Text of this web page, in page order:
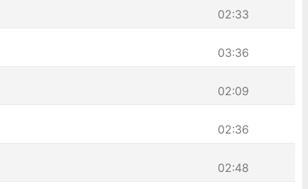
02:33
03:36
02:09
02:36
02:48